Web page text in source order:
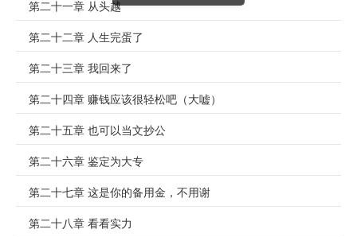
第二十一章 从头越
第二十二章 人生完蛋了
第二十三章 我回来了
第二十四章 赚钱应该很轻松吧（大嘘）
第二十五章 也可以当文抄公
第二十六章 鉴定为大专
第二十七章 这是你的备用金，不用谢
第二十八章 看看实力